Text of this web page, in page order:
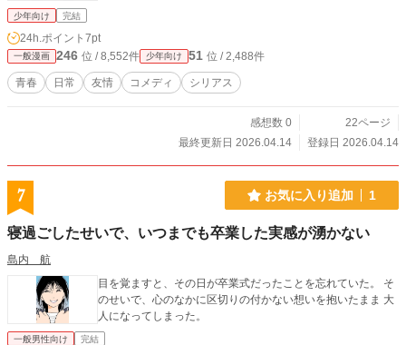
少年向け 完結
24h.ポイント 7pt
一般漫画 246 位 / 8,552件 少年向け 51 位 / 2,488件
青春 日常 友情 コメディ シリアス
感想数 0
22ページ
最終更新日 2026.04.14
登録日 2026.04.14
7 お気に入り追加 1
寝過ごしたせいで、いつまでも卒業した実感が湧かない
島内 航
目を覚ますと、その日が卒業式だったことを忘れていた。 そ
のせいで、心のなかに区切りの付かない想いを抱いたまま 大
人になってしまった。
一般男性向け 完結